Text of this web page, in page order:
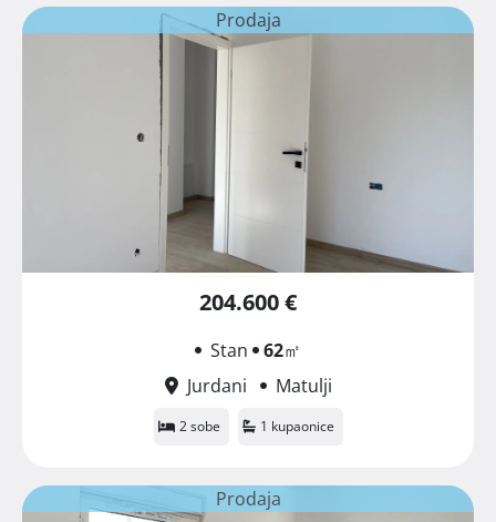
Prodaja
204.600 €
Stan 62㎡
Jurdani
Matulji
2 sobe 1 kupaonice
Prodaja